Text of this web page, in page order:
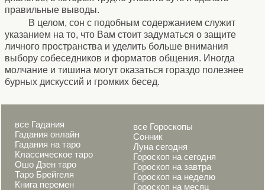
правильные выводы.
В целом, сон с подобным содержанием служит
указанием на то, что Вам стоит задуматься о защите
личного пространства и уделить больше внимания
выбору собеседников и форматов общения. Иногда
молчание и тишина могут оказаться гораздо полезнее
бурных дискуссий и громких бесед.
все Гадания
Гадания онлайн
Гадания на таро
Классическое таро
Ошо Дзен таро
Таро Брейгеля
Книга перемен
все Гороскопы
Сонник
Луна сегодня
Гороскоп на сегодня
Гороскоп на завтра
Гороскоп на неделю
Гороскоп на месяц